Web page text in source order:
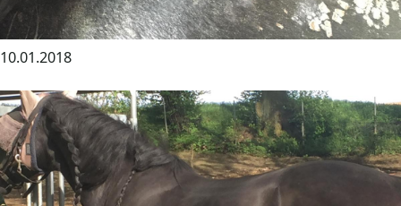
10.01.2018